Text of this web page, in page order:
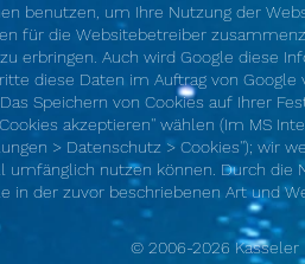
benutzen, um Ihre Nutzung der
für die Websitebetreiber
erbringen. Auch wird Google diese
diese Daten im Auftrag von
Speichern von Cookies auf Ihrer
akzeptieren'' wählen (Im MS
> Datenschutz > Cookies''); wir
umfänglich nutzen können. Durch
in der zuvor beschriebenen Art und
© 2006-2026 Kasseler